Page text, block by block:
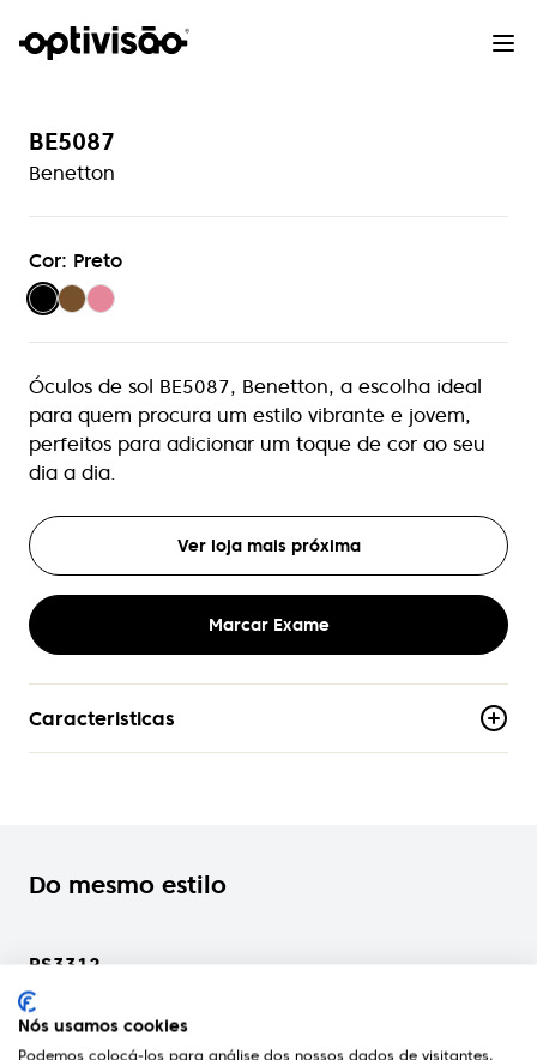
BE5087
Benetton
Cor: Preto
Óculos de sol BE5087, Benetton, a escolha ideal
para quem procura um estilo vibrante e jovem,
perfeitos para adicionar um toque de cor ao seu
dia a dia.
Ver loja mais próxima
Marcar Exame
Caracteristicas
Aro-Completo
Genero
Mulher
Do mesmo estilo
RS3312
Rodenstock
Nós usamos cookies
Podemos colocá-los para análise dos nossos dados de visitantes,